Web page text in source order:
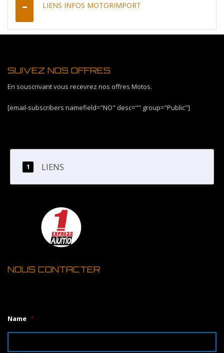
LIENS INFOS MOTORIMPORT
SUIVEZ NOS OFFRES
En souscrivant vous recevrez nos offres Motos.
[email-subscribers namefield="NO" desc="" group="Public"]
LIENS
NOUS CONTACTER
Name *